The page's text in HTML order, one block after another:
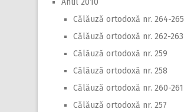
Anul 2010
Călăuză ortodoxă nr. 264-265
Călăuză ortodoxă nr. 262-263
Călăuză ortodoxă nr. 259
Călăuză ortodoxă nr. 258
Călăuză ortodoxă nr. 260-261
Călăuză ortodoxă nr. 257